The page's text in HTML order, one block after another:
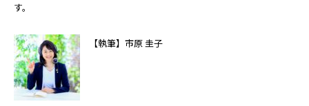
す。
【執筆】市原 圭子